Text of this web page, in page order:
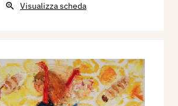
Visualizza scheda